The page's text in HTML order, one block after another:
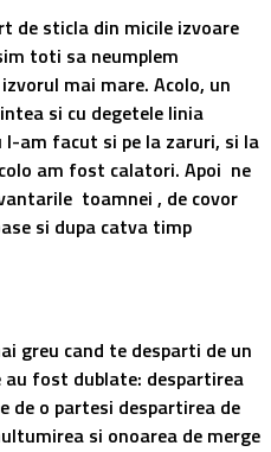
de sticla din micile izvoare
toti sa neumplem
mai mare. Acolo, un
si cu degetele linia
am facut si pe la zaruri, si la
am fost calatori. Apoi ne
toamnei , de covor
si dupa catva timp
greu cand te desparti de un
fost dublate: despartirea
de o partesi despartirea de
si onoarea de merge